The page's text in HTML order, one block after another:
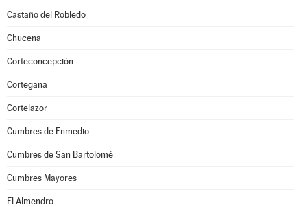
Castaño del Robledo
Chucena
Corteconcepción
Cortegana
Cortelazor
Cumbres de Enmedio
Cumbres de San Bartolomé
Cumbres Mayores
El Almendro